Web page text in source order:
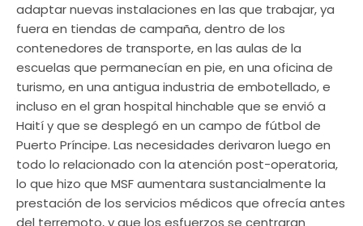
adaptar nuevas instalaciones en las que trabajar, ya
fuera en tiendas de campaña, dentro de los
contenedores de transporte, en las aulas de la
escuelas que permanecían en pie, en una oficina de
turismo, en una antigua industria de embotellado, e
incluso en el gran hospital hinchable que se envió a
Haití y que se desplegó en un campo de fútbol de
Puerto Príncipe. Las necesidades derivaron luego en
todo lo relacionado con la atención post-operatoria,
lo que hizo que MSF aumentara sustancialmente la
prestación de los servicios médicos que ofrecía antes